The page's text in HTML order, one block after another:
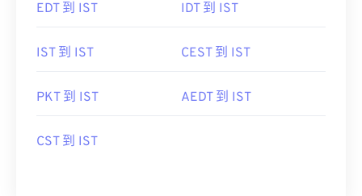
EDT 到 IST IDT 到 IST
IST 到 IST CEST 到 IST
PKT 到 IST AEDT 到 IST
CST 到 IST